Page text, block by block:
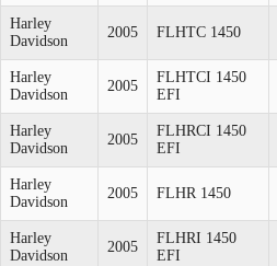
Harley
Davidson
2005 FLHTC 1450
Harley
Davidson
2005
FLHTCI 1450
EFI
Harley
Davidson
2005
FLHRCI 1450
EFI
Harley
Davidson
2005 FLHR 1450
Harley
Davidson
2005
FLHRI 1450
EFI